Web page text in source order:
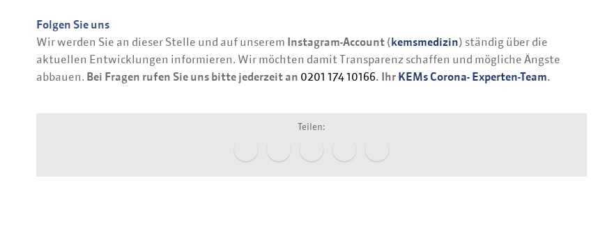
Folgen Sie uns
Wir werden Sie an dieser Stelle und auf unserem Instagram-Account (kemsmedizin) ständig über die
aktuellen Entwicklungen informieren. Wir möchten damit Transparenz schaffen und mögliche Ängste
abbauen. Bei Fragen rufen Sie uns bitte jederzeit an 0201 174 10166. Ihr KEMs Corona- Experten-Team.
Teilen: